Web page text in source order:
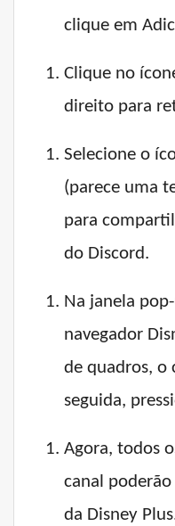
clique em
Clique no
direito para
Selecione o
(parece uma
para
do Discord.
Na janela
navegador
de quadros, o
seguida,
Agora, todos
canal
da Disney